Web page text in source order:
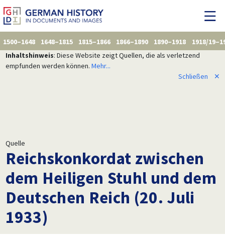
1500–1648 1648–1815 1815–1866 1866–1890 1890–1918
1918/
Inhaltshinweis: Diese Website zeigt Quellen, die als verletzend
empfunden werden können. Mehr...
Schließen
✕
Quelle
Reichskonkordat zwischen
dem Heiligen Stuhl und dem
Deutschen Reich (20. Juli
1933)